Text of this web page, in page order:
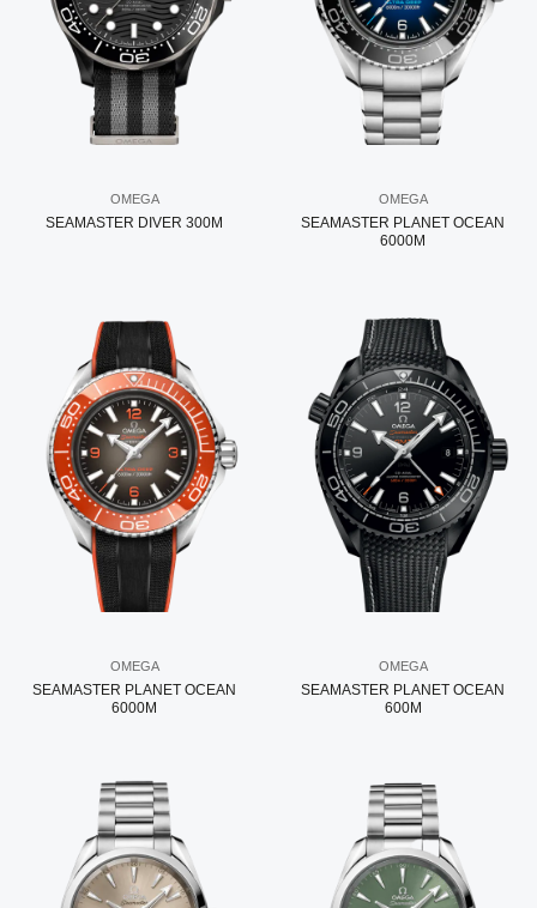
OMEGA
SEAMASTER DIVER 300M
OMEGA
SEAMASTER PLANET OCEAN
6000M
OMEGA
SEAMASTER PLANET OCEAN
6000M
OMEGA
SEAMASTER PLANET OCEAN
600M